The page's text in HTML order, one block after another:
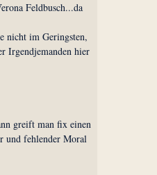
Feldbusch...da
nicht im Geringsten,
Irgendjemanden hier
greift man fix einen
und fehlender Moral